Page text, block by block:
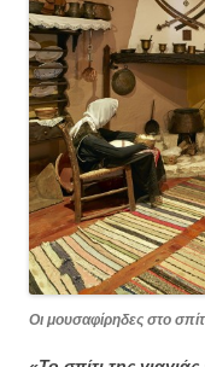
Οι μουσαφίρηδες στο